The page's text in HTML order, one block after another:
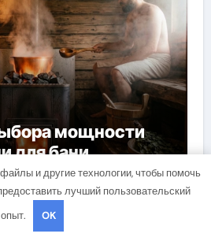
мощности
для бани
и другие технологии, чтобы помочь
лучший пользовательский
опыт.
OK